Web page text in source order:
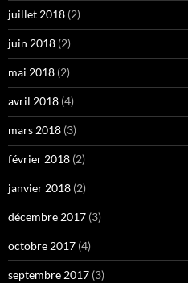
juillet 2018 (2)
juin 2018 (2)
mai 2018 (2)
avril 2018 (4)
mars 2018 (3)
février 2018 (2)
janvier 2018 (2)
décembre 2017 (3)
octobre 2017 (4)
septembre 2017 (3)